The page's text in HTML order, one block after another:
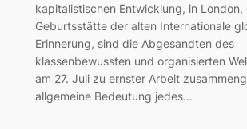
kapitalistischen Entwicklung, in London,
Geburtsstätte der alten Internationale
Erinnerung, sind die Abgesandten des
klassenbewussten und organisierten
am 27. Juli zu ernster Arbeit
allgemeine Bedeutung jedes…